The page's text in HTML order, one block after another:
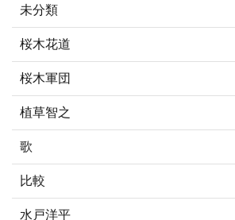
未分類
桜木花道
桜木軍団
植草智之
歌
比較
水戸洋平